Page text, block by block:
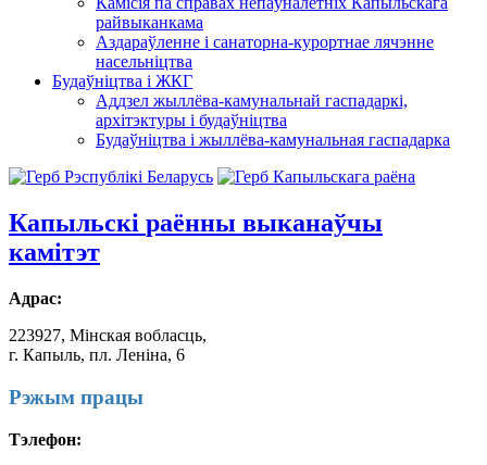
райвыканкама
Аздараўленне і санаторна-курортнае лячэнне
насельніцтва
Будаўніцтва і ЖКГ
Аддзел жыллёва-камунальнай гаспадаркі,
архітэктуры і будаўніцтва
Будаўніцтва і жыллёва-камунальная гаспадарка
Капыльскі раённы выканаўчы
камітэт
Адрас:
223927, Мінская вобласць,
г. Капыль, пл. Леніна, 6
Рэжым працы
Тэлефон: